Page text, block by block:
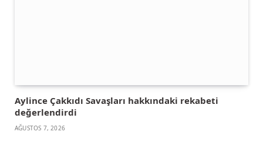
Aylince Çakkıdı Savaşları hakkındaki rekabeti
değerlendirdi
AĞUSTOS 7, 2026